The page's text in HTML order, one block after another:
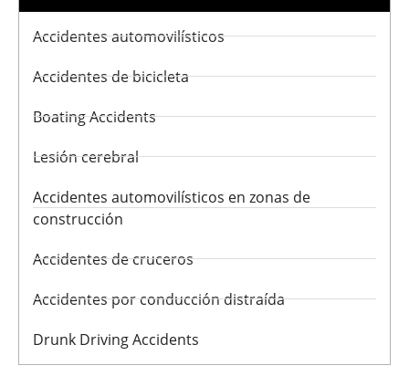
Accidentes automovilísticos
Accidentes de bicicleta
Boating Accidents
Lesión cerebral
Accidentes automovilísticos en zonas de
construcción
Accidentes de cruceros
Accidentes por conducción distraída
Drunk Driving Accidents